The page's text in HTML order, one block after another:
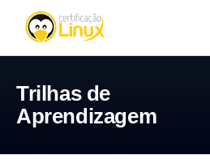
Trilhas de
Aprendizagem